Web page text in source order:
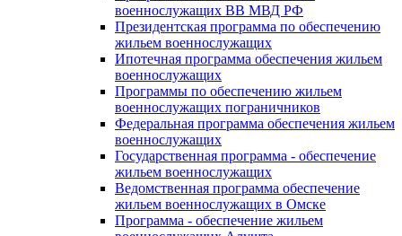
военнослужащих ВВ МВД РФ
Президентская программа по обеспечению
жильем военнослужащих
Ипотечная программа обеспечения жильем
военнослужащих
Программы по обеспечению жильем
военнослужащих пограничников
Федеральная программа обеспечения жильем
военнослужащих
Государственная программа - обеспечение
жильем военнослужащих
Ведомственная программа обеспечение
жильем военнослужащих в Омске
Программа - обеспечение жильем